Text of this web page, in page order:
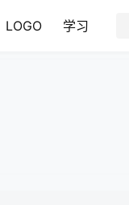
LOGO 学习